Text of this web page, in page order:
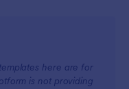
here are for
is not providing